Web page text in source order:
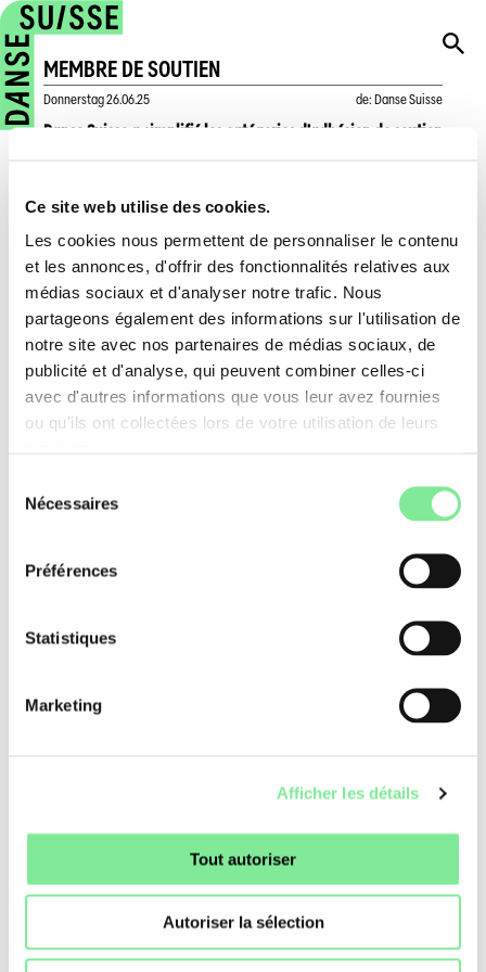
Ce site web utilise des cookies.
Les cookies nous permettent de personnaliser le contenu
et les annonces, d'offrir des fonctionnalités relatives aux
médias sociaux et d'analyser notre trafic. Nous
partageons également des informations sur l'utilisation de
notre site avec nos partenaires de médias sociaux, de
publicité et d'analyse, qui peuvent combiner celles-ci
avec d'autres informations que vous leur avez fournies
ou qu'ils ont collectées lors de votre utilisation de leurs
Nécessaires
Préférences
Statistiques
Marketing
Afficher les détails
Tout autoriser
Autoriser la sélection
MEMBRE DE SOUTIEN
Donnerstag26.06.25 de: Danse Suisse
Danse Suisse a simplifié les catégories d'adhésion de soutien
Ces dernières années, Danse Suisse n'a pas adapté ses
cotisations en faveur des professionnel·e·s de la danse, mais
a fortement développé ses activités. Pour financer ses
prestations et son engagement dans le domaine de la relève,
il convient d'attirer des mécènes de manière ciblée.
L'adhésion de soutien s'élève désormais à CHF 200/an pour
les personnes physiques et à CHF 500/an pour les personnes
morales. Les membres de soutien n'ont pas de droit de vote,
mais sont informés activement des projets en cours de
sont utilisés pour la promotion de la relève et des projets de
Danse Suisse. Chaque membre de Danse Suisse est prié de
recruter un membre de soutien et de soutenir l'action de
Danse Suisse en faveur de la création chorégraphique en
Suisse.
Danse en Suisse